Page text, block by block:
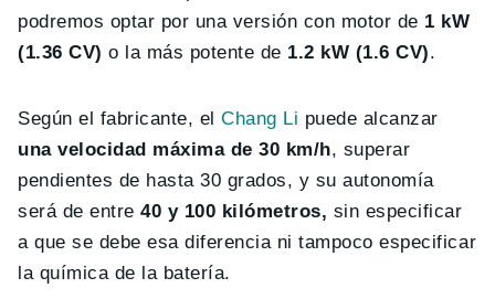
podremos optar por una versión con motor de 1 kW
(1.36 CV)o la más potente de 1.2 kW (1.6 CV).
Según el fabricante, elChang Li puede alcanzar
una velocidad máxima de 30 km/h, superar
pendientes de hasta 30 grados, y su autonomía
será de entre40 y 100 kilómetros, sin especificar
a que se debe esa diferencia ni tampoco especificar
la química de la batería.